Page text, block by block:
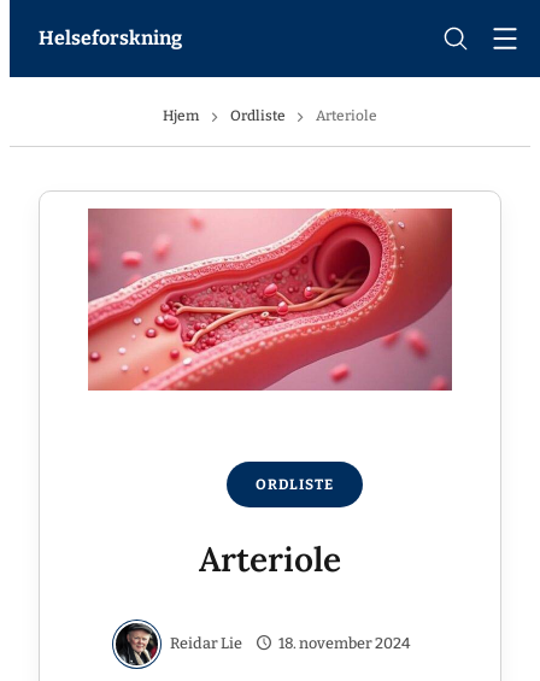
Helseforskning
Hjem Ordliste Arteriole
ORDLISTE
Arteriole
Reidar Lie 18. november 2024